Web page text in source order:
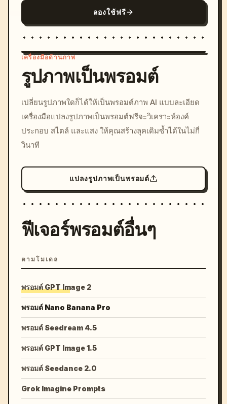
ลองใช้ฟรี
c, cyberpunk sunset, neon
colors, 8k --v 6.0
เครื่องมือด้านภาพ
รูปภาพเป็นพรอมต์
เปลี่ยนรูปภาพใดก็ได้ให้เป็นพรอมต์ภาพ AI แบบละเอียด
เครื่องมือแปลงรูปภาพเป็นพรอมต์ฟรีจะวิเคราะห์องค์
ประกอบ สไตล์ และแสง ให้คุณสร้างลุคเดิมซ้ำได้ในไม่กี่
วินาที
แปลงรูปภาพเป็นพรอมต์
ฟีเจอร์พรอมต์อื่นๆ
ตามโมเดล
พรอมต์ GPT Image 2
พรอมต์ Nano Banana Pro
พรอมต์ Seedream 4.5
พรอมต์ GPT Image 1.5
พรอมต์ Seedance 2.0
Grok Imagine Prompts